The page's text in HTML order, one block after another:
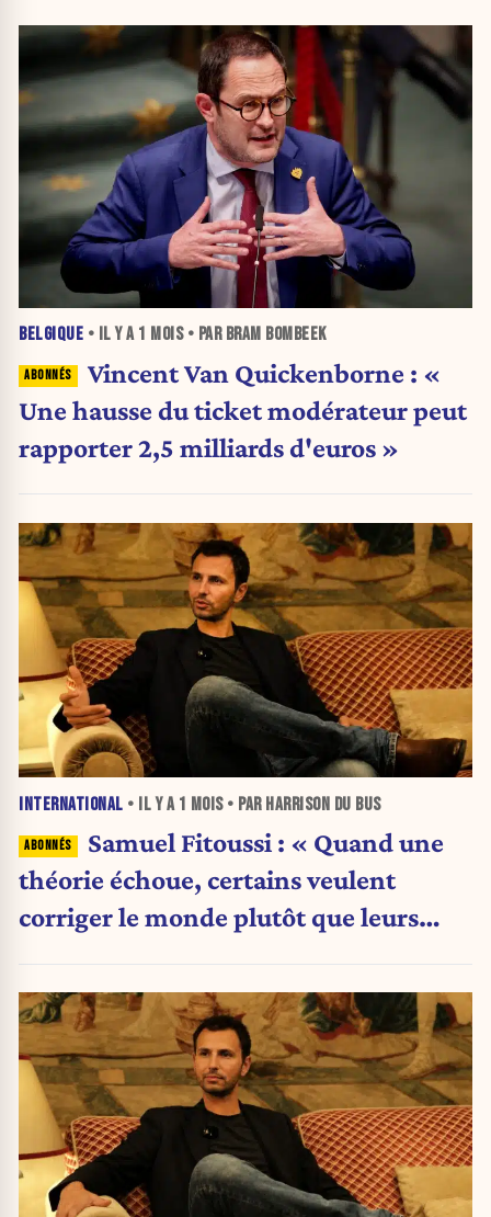
BELGIQUE • IL Y A 1 MOIS• PAR BRAM BOMBEEK
Vincent Van Quickenborne : «
Une hausse du ticket modérateur peut
rapporter 2,5 milliards d'euros »
INTERNATIONAL • IL Y A 1 MOIS• PAR HARRISON DU BUS
Samuel Fitoussi : « Quand une
théorie échoue, certains veulent
corriger le monde plutôt que leurs